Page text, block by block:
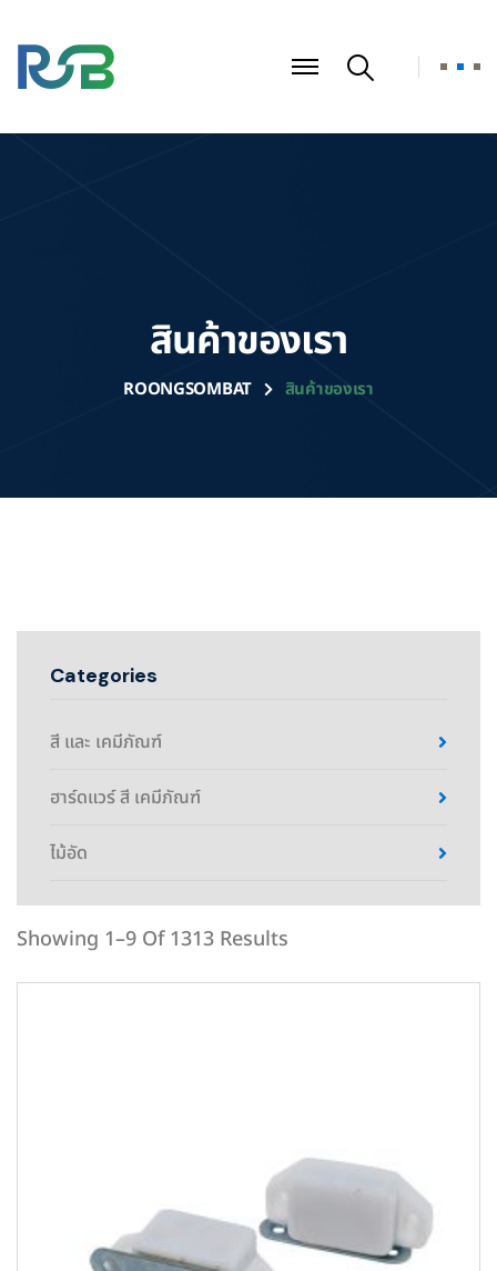
สินค้าของเรา
ROONGSOMBAT สินค้าของเรา
Categories
สี และ เคมีภัณฑ์
ฮาร์ดแวร์ สี เคมีภัณฑ์
ไม้อัด
Showing 1–9 Of 1313 Results